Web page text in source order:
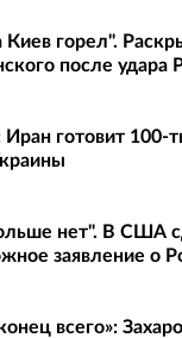
Киев горел".
после удара
готовит 100-
нет". В США
заявление о
всего»: